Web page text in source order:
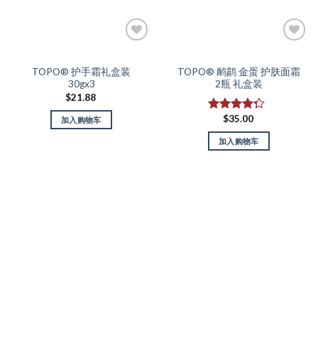
TOPO® 护手霜礼盒装
30gx3
$21.88
加入购物车
TOPO® 鸸鹋 金蛋 护肤面霜
2瓶 礼盒装
评分4.00
&sol; 5
$35.00
加入购物车